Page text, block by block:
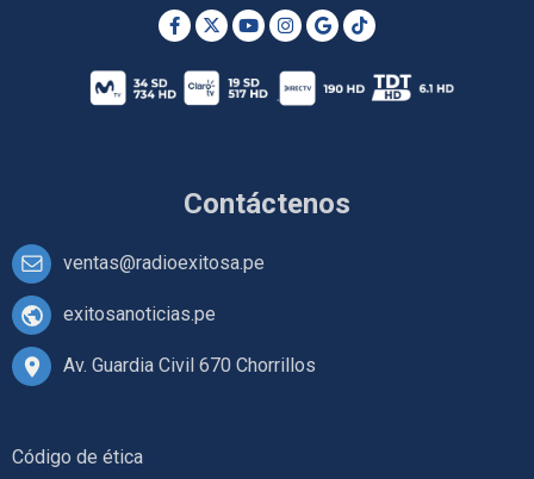
Contáctenos
ventas@radioexitosa.pe
exitosanoticias.pe
Av. Guardia Civil 670 Chorrillos
Código de ética